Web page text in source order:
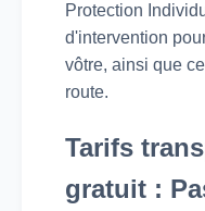
Protection
d'intervention
vôtre, ainsi que
route.
Tarifs
gratuit :